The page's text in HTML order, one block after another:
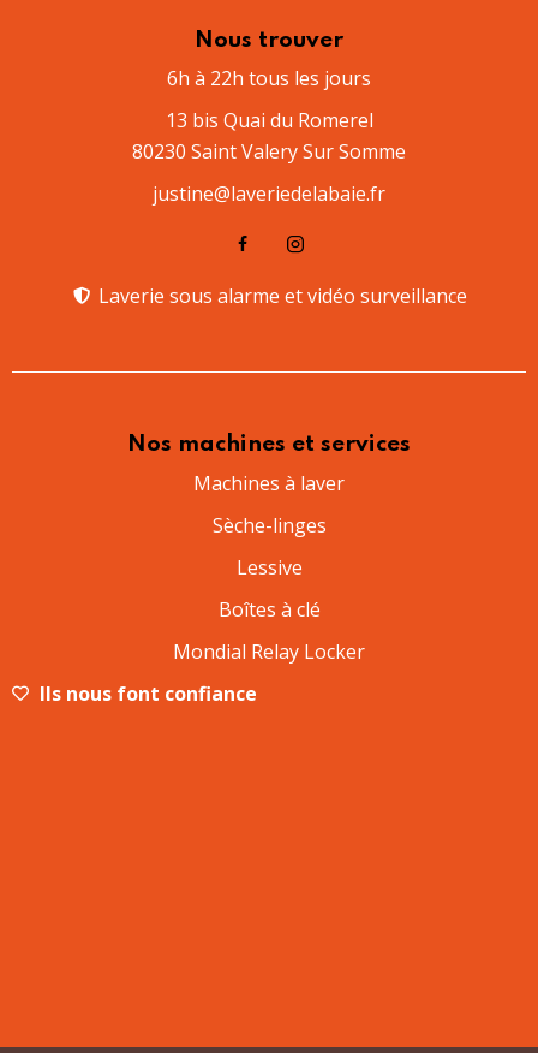
Nous trouver
6h à 22h tous les jours
13 bis Quai du Romerel
80230 Saint Valery Sur Somme
justine@laveriedelabaie.fr
Laverie sous alarme et vidéo surveillance​
Nos machines et services
Machines à laver
Sèche-linges
Lessive
Boîtes à clé
Mondial Relay Locker
Ils nous font confiance